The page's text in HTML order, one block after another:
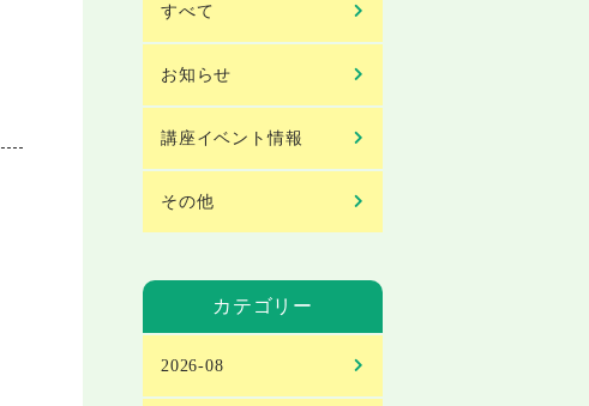
すべて
お知らせ
講座イベント情報
その他
カテゴリー
2026-08